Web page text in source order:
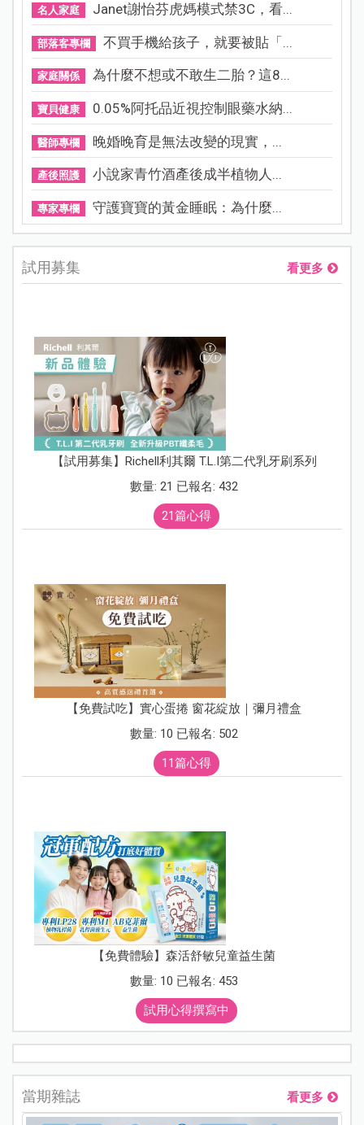
名人家庭 Janet謝怡芬虎媽模式禁3C，看...
部落客專欄 不買手機給孩子，就要被貼「...
家庭關係 為什麼不想或不敢生二胎？這8...
寶貝健康 0.05%阿托品近視控制眼藥水納...
醫師專欄 晚婚晚育是無法改變的現實，...
產後照護 小說家青竹酒產後成半植物人...
專家專欄 守護寶寶的黃金睡眠：為什麼...
試用募集 看更多
【試用募集】Richell利其爾 T.L.I第二代乳牙刷系列
數量: 21 已報名: 432
21篇心得
【免費試吃】實心蛋捲 窗花綻放｜彌月禮盒
數量: 10 已報名: 502
11篇心得
【免費體驗】森活舒敏兒童益生菌
數量: 10 已報名: 453
試用心得撰寫中
當期雜誌 看更多